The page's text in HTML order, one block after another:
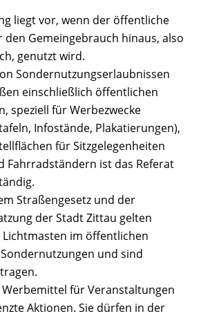
liegt vor, wenn der öffentliche
Gemeingebrauch hinaus, also
genutzt wird.
Sondernutzungserlaubnissen
einschließlich öffentlichen
speziell für Werbezwecke
Infostände, Plakatierungen),
für Sitzgelegenheiten
Fahrradständern ist das Referat
Straßengesetz und der
der Stadt Zittau gelten
im öffentlichen
und sind
Werbemittel für Veranstaltungen
Aktionen. Sie dürfen in der